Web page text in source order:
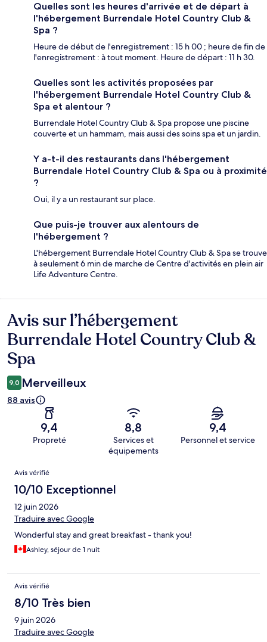
Quelles sont les heures d'arrivée et de départ à
l'hébergement Burrendale Hotel Country Club &
Spa ?
Heure de début de l'enregistrement : 15 h 00 ; heure de fin de
l'enregistrement : à tout moment. Heure de départ : 11 h 30.
Quelles sont les activités proposées par
l'hébergement Burrendale Hotel Country Club &
Spa et alentour ?
Burrendale Hotel Country Club & Spa propose une piscine
couverte et un hammam, mais aussi des soins spa et un jardin.
Y a-t-il des restaurants dans l'hébergement
Burrendale Hotel Country Club & Spa ou à proximité
?
Oui, il y a un restaurant sur place.
Que puis-je trouver aux alentours de
l'hébergement ?
L'hébergement Burrendale Hotel Country Club & Spa se trouve
à seulement 6 min de marche de Centre d'activités en plein air
Life Adventure Centre.
Avis
Avis sur l’hébergement
Burrendale Hotel Country Club &
Spa
9,0 Merveilleux
88 avis
9,4
Propreté
8,8
Services et
équipements
9,4
Personnel et service
Avis
Avis vérifié
10/10 Exceptionnel
12 juin 2026
Traduire avec Google
Wonderful stay and great breakfast - thank you!
Ashley, séjour de 1 nuit
Avis vérifié
8/10 Très bien
9 juin 2026
Traduire avec Google